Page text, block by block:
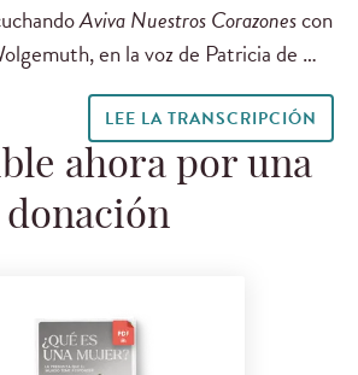
Aviva Nuestros Corazonescon
en la voz de Patricia de …
LEE LA TRANSCRIPCIÓN
ahora por una
donación